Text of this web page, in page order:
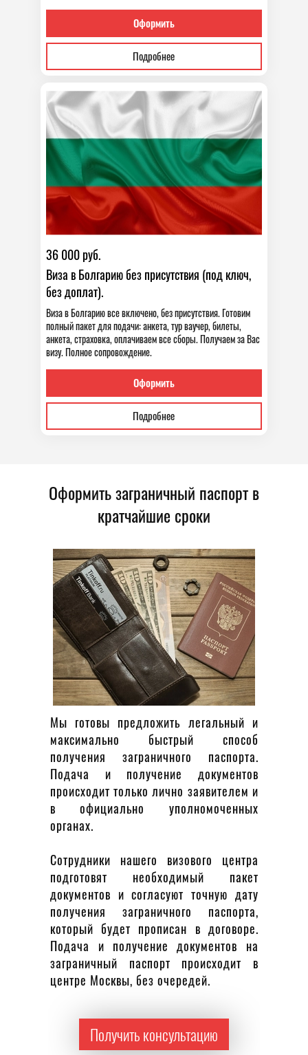
Оформить
Подробнее
36 000 руб.
Виза в Болгарию без присутствия (под ключ,
без доплат).
Виза в Болгарию все включено, без присутствия. Готовим
полный пакет для подачи: анкета, тур ваучер, билеты,
анкета, страховка, оплачиваем все сборы. Получаем за Вас
визу. Полное сопровождение.
Оформить
Подробнее
Оформить заграничный паспорт в
кратчайшие сроки
Мы готовы предложить легальный и
максимально быстрый способ
получения заграничного паспорта.
Подача и получение документов
происходит только лично заявителем и
в официально уполномоченных
органах.
Сотрудники нашего визового центра
подготовят необходимый пакет
документов и согласуют точную дату
получения заграничного паспорта,
который будет прописан в договоре.
Подача и получение документов на
заграничный паспорт происходит в
центре Москвы, без очередей.
Получить консультацию